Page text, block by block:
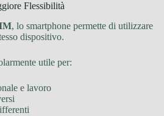
Flessibilità
, lo smartphone permette di utilizzare
dispositivo.
utile per:
e lavoro